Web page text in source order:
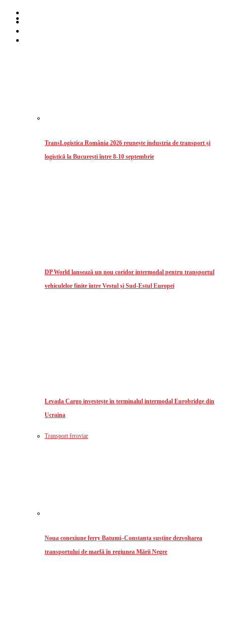
TransLogistica România 2026 reunește industria de transport și
logistică la București între 8-10 septembrie
DP World lansează un nou coridor intermodal pentru transportul
vehiculelor finite între Vestul și Sud-Estul Europei
Levada Cargo investește în terminalul intermodal Eurobridge din
Ucraina
Transport feroviar
Noua conexiune ferry Batumi–Constanța susține dezvoltarea
transportului de marfă în regiunea Mării Negre